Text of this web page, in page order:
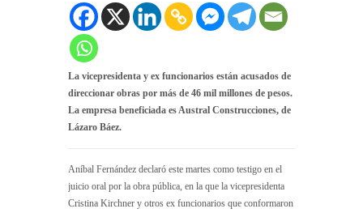
La vicepresidenta y ex funcionarios están acusados de
direccionar obras por más de 46 mil millones de pesos.
La empresa beneficiada es Austral Construcciones, de
Lázaro Báez.
Aníbal Fernández declaró este martes como testigo en el
juicio oral por la obra pública, en la que la vicepresidenta
Cristina Kirchner y otros ex funcionarios que conformaron